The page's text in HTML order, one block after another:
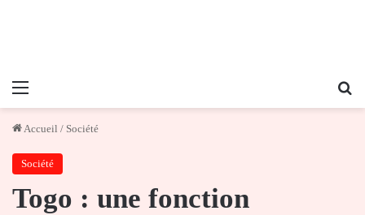
Menu
Accueil / Société
Société
Togo : une fonction